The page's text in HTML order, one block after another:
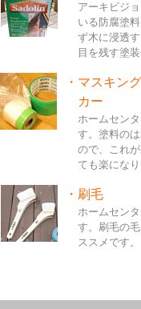
アーキビジ
いる防腐塗
ず木に浸透
目を残す塗
・ マスキン
カー
ホームセン
す。塗料の
ので、これ
ても楽になり
・ 刷毛
ホームセン
す。刷毛の
ススメです。